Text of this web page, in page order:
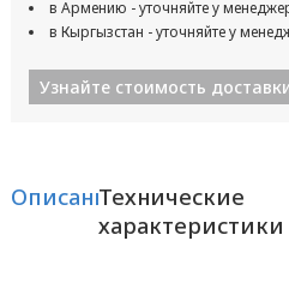
в Армению - уточняйте у
в Кыргызстан - уточняйте у
Узнайте стоимость
ОписаниеТехнические
характеристики